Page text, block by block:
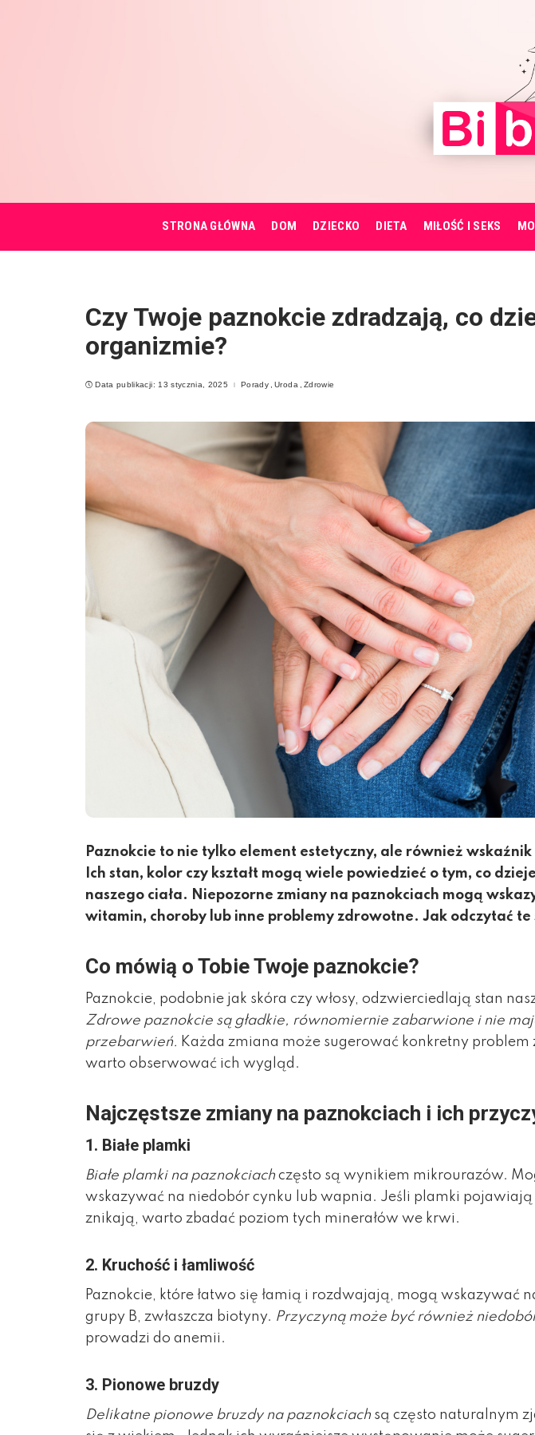
STRONA GŁÓWNA DOM DZIECKO DIETA MIŁOŚĆ I SEKS
Czy Twoje paznokcie zdradzają, co
organizmie?
Data publikacji: 13 stycznia, 2025 Porady Uroda Zdrowie
Paznokcie to nie tylko element estetyczny, ale również
Ich stan, kolor czy kształt mogą wiele powiedzieć o tym, co
naszego ciała. Niepozorne zmiany na paznokciach mogą
witamin, choroby lub inne problemy zdrowotne. Jak odczytać te
Co mówią o Tobie Twoje paznokcie?
Paznokcie, podobnie jak skóra czy włosy, odzwierciedlają stan
Zdrowe paznokcie są gładkie, równomiernie zabarwione i nie
przebarwień. Każda zmiana może sugerować konkretny
warto obserwować ich wygląd.
Najczęstsze zmiany na paznokciach i ich
1. Białe plamki
Białe plamki na paznokciachczęsto są wynikiem mikrourazów.
wskazywać na niedobór cynku lub wapnia. Jeśli plamki pojawiają
znikają, warto zbadać poziom tych minerałów we krwi.
2. Kruchość i łamliwość
Paznokcie, które łatwo się łamią i rozdwajają, mogą wskazywać
grupy B, zwłaszcza biotyny. Przyczyną może być również
prowadzi do anemii.
3. Pionowe bruzdy
Delikatne pionowe bruzdy na paznokciachsą często naturalnym